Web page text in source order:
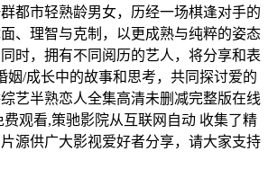
都市轻熟龄男女，历经一场棋逢对手的
、理智与克制，以更成熟与纯粹的姿态
时，拥有不同阅历的艺人，将分享和表
姻/成长中的故事和思考，共同探讨爱的
艺半熟恋人全集高清未删减完整版在线
观看,策驰影院从互联网自动 收集了精
源供广大影视爱好者分享，请大家支持